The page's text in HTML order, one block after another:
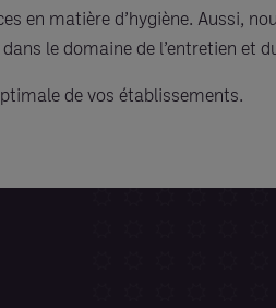
en matière d’hygiène. Aussi,
le domaine de l’entretien et
de vos établissements.